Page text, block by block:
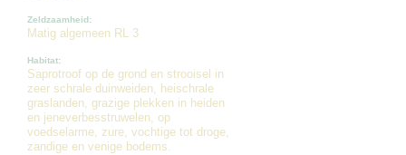
Zeldzaamheid:
Matig algemeen RL 3
Habitat:
Saprotroof op de grond en strooisel in
zeer schrale duinweiden, heischrale
graslanden, grazige plekken in heiden
en jeneverbesstruwelen, op
voedselarme, zure, vochtige tot droge,
zandige en venige bodems.